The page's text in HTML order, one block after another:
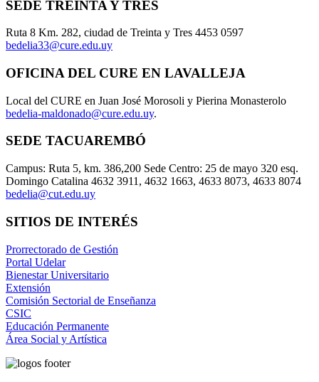
SEDE TREINTA Y TRES
Ruta 8 Km. 282, ciudad de Treinta y Tres 4453 0597
bedelia33@cure.edu.uy
OFICINA DEL CURE EN LAVALLEJA
Local del CURE en Juan José Morosoli y Pierina Monasterolo
bedelia-maldonado@cure.edu.uy.
SEDE TACUAREMBÓ
Campus: Ruta 5, km. 386,200 Sede Centro: 25 de mayo 320 esq.
Domingo Catalina 4632 3911, 4632 1663, 4633 8073, 4633 8074
bedelia@cut.edu.uy
SITIOS DE INTERÉS
Prorrectorado de Gestión
Portal Udelar
Bienestar Universitario
Extensión
Comisión Sectorial de Enseñanza
CSIC
Educación Permanente
Área Social y Artística